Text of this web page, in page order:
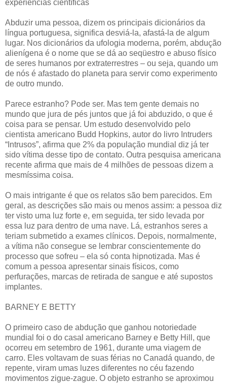
experiências científicas
Abduzir uma pessoa, dizem os principais dicionários da
língua portuguesa, significa desviá-la, afastá-la de algum
lugar. Nos dicionários da ufologia moderna, porém, abdução
alienígena é o nome que se dá ao seqüestro e abuso físico
de seres humanos por extraterrestres – ou seja, quando um
de nós é afastado do planeta para servir como experimento
de outro mundo.
Parece estranho? Pode ser. Mas tem gente demais no
mundo que jura de pés juntos que já foi abduzido, o que é
coisa para se pensar. Um estudo desenvolvido pelo
cientista americano Budd Hopkins, autor do livro Intruders
“Intrusos”, afirma que 2% da população mundial diz já ter
sido vítima desse tipo de contato. Outra pesquisa americana
recente afirma que mais de 4 milhões de pessoas dizem a
mesmíssima coisa.
O mais intrigante é que os relatos são bem parecidos. Em
geral, as descrições são mais ou menos assim: a pessoa diz
ter visto uma luz forte e, em seguida, ter sido levada por
essa luz para dentro de uma nave. Lá, estranhos seres a
teriam submetido a exames clínicos. Depois, normalmente,
a vítima não consegue se lembrar conscientemente do
processo que sofreu – ela só conta hipnotizada. Mas é
comum a pessoa apresentar sinais físicos, como
perfurações, marcas de retirada de sangue e até supostos
implantes.
BARNEY E BETTY
O primeiro caso de abdução que ganhou notoriedade
mundial foi o do casal americano Barney e Betty Hill, que
ocorreu em setembro de 1961, durante uma viagem de
carro. Eles voltavam de suas férias no Canadá quando, de
repente, viram umas luzes diferentes no céu fazendo
movimentos zigue-zague. O objeto estranho se aproximou